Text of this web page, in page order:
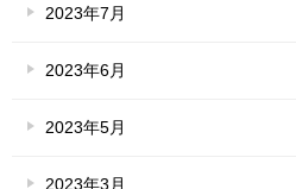
2023年7月
2023年6月
2023年5月
2023年3月